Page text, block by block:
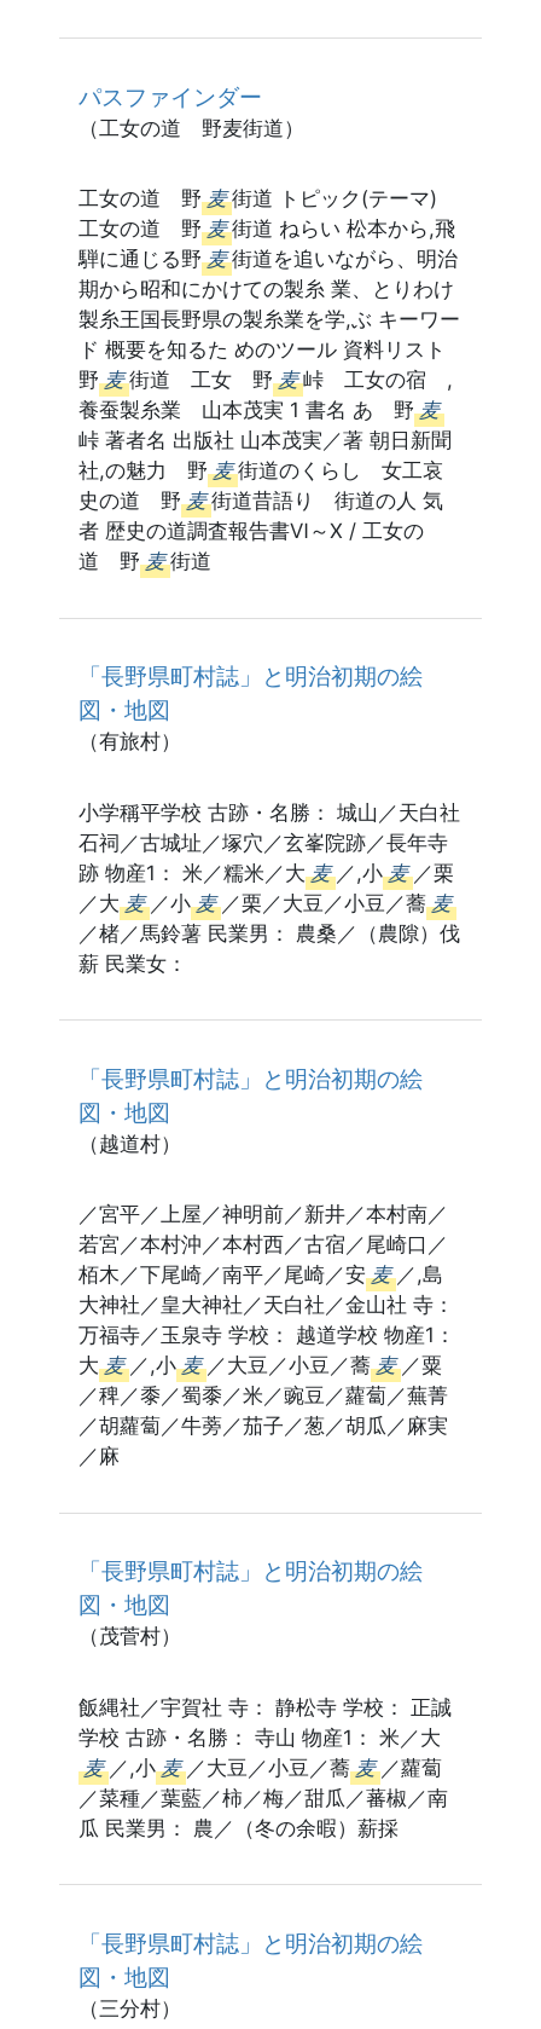
パスファインダー
（工女の道 野麦街道）
工女の道 野 麦 街道 トピック(テーマ)
工女の道 野 麦 街道 ねらい 松本から,飛
騨に通じる野 麦 街道を追いながら、明治
期から昭和にかけての製糸 業、とりわけ
製糸王国長野県の製糸業を学,ぶ キーワー
ド 概要を知るた めのツール 資料リスト
野 麦 街道 工女 野 麦 峠 工女の宿 ,
養蚕製糸業 山本茂実 1 書名 あゝ野 麦
峠 著者名 出版社 山本茂実／著 朝日新聞
社,の魅力 野 麦 街道のくらし 女工哀
史の道 野 麦 街道昔語り 街道の人 気
者 歴史の道調査報告書Ⅵ～Ⅹ / 工女の
道 野 麦 街道
「長野県町村誌」と明治初期の絵
図・地図
（有旅村）
小学稱平学校 古跡・名勝： 城山／天白社
石祠／古城址／塚穴／玄峯院跡／長年寺
跡 物産1： 米／糯米／大 麦 ／,小 麦 ／栗
／大 麦 ／小 麦 ／栗／大豆／小豆／蕎 麦
／楮／馬鈴薯 民業男： 農桑／（農隙）伐
薪 民業女：
「長野県町村誌」と明治初期の絵
図・地図
（越道村）
／宮平／上屋／神明前／新井／本村南／
若宮／本村沖／本村西／古宿／尾崎口／
栢木／下尾崎／南平／尾崎／安 麦 ／,島
大神社／皇大神社／天白社／金山社 寺：
万福寺／玉泉寺 学校： 越道学校 物産1：
大 麦 ／,小 麦 ／大豆／小豆／蕎 麦 ／粟
／稗／黍／蜀黍／米／豌豆／蘿蔔／蕪菁
／胡蘿蔔／牛蒡／茄子／葱／胡瓜／麻実
／麻
「長野県町村誌」と明治初期の絵
図・地図
（茂菅村）
飯縄社／宇賀社 寺： 静松寺 学校： 正誠
学校 古跡・名勝： 寺山 物産1： 米／大
麦 ／,小 麦 ／大豆／小豆／蕎 麦 ／蘿蔔
／菜種／葉藍／柿／梅／甜瓜／蕃椒／南
瓜 民業男： 農／（冬の余暇）薪採
「長野県町村誌」と明治初期の絵
図・地図
（三分村）